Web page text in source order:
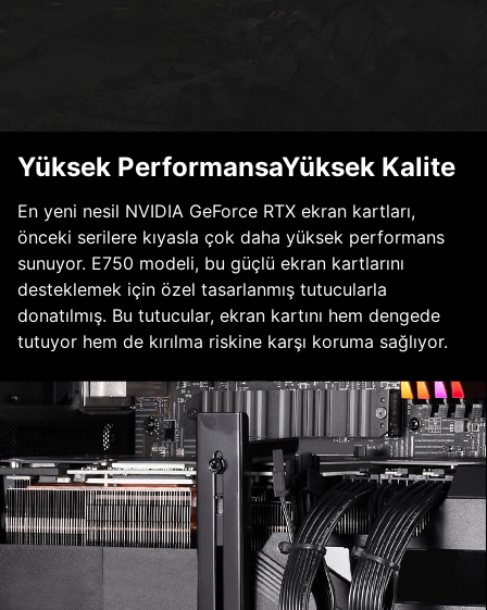
Yüksek PerformansaYüksek Kalite
En yeni nesil NVIDIA GeForce RTX ekran kartları,
önceki serilere kıyasla çok daha yüksek performans
sunuyor. E750 modeli, bu güçlü ekran kartlarını
desteklemek için özel tasarlanmış tutucularla
donatılmış. Bu tutucular, ekran kartını hem dengede
tutuyor hem de kırılma riskine karşı koruma sağlıyor.